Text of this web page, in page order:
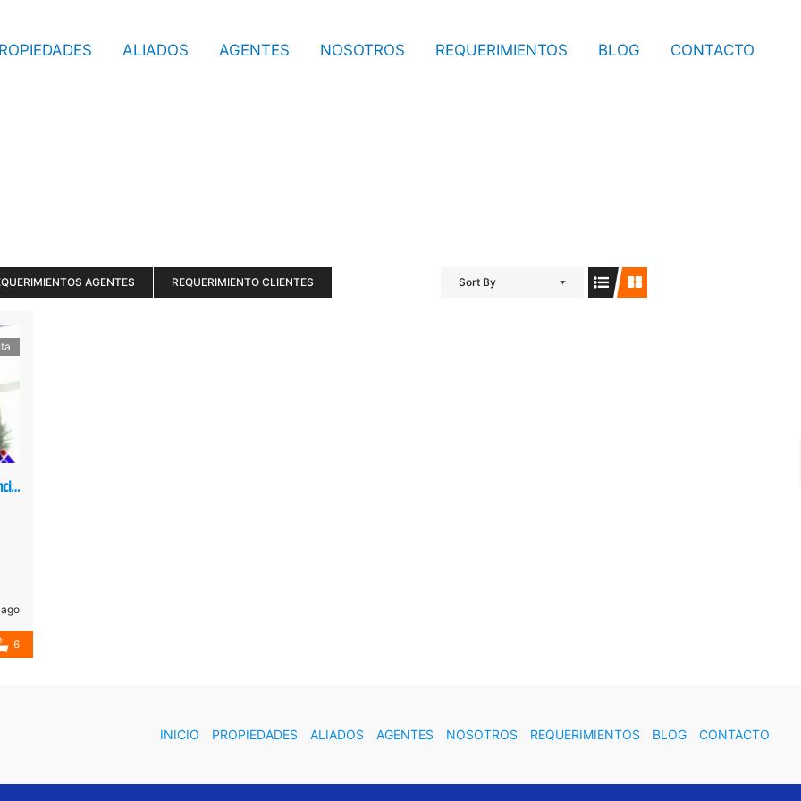
ALIADOS AGENTES NOSOTROS REQUERIMIENTOS BLOG CONTACTO
AGENTES REQUERIMIENTO CLIENTES Sort By
Vende Quinta zona alta Av. Carabobo, Residencial-Comercial, Barrio Obrero, San Cristóbal, Táchira, Venezuela.
6
INICIO PROPIEDADES ALIADOS AGENTES NOSOTROS REQUERIMIENTOS BLOG CONTACTO